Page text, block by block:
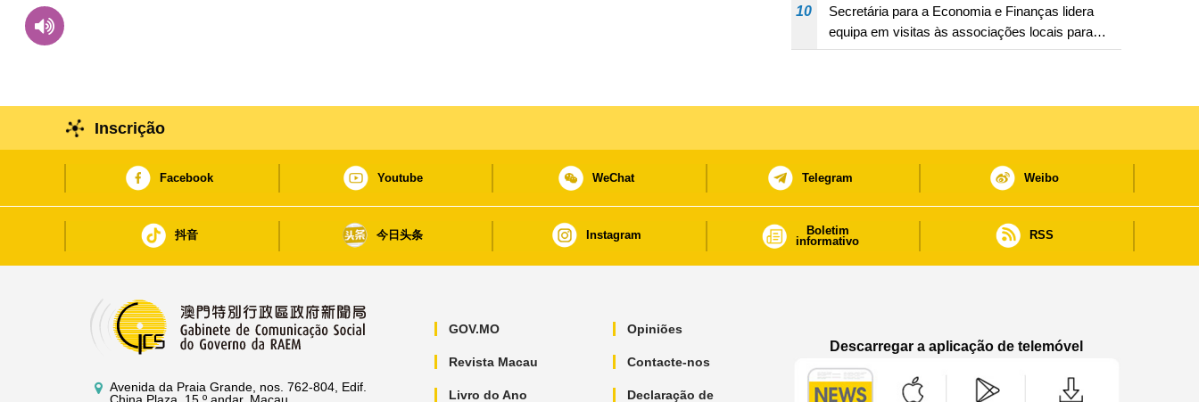
10
Secretária para a Economia e Finanças lidera
equipa em visitas às associações locais para
consolidar consensos e promover os trabalhos
Inscrição
Facebook Youtube WeChat Telegram Weibo
抖音 今日头条 Instagram
Boletim
informativo
RSS
Avenida da Praia Grande, nos. 762-804, Edif.
GOV.MO
Revista Macau
Livro do Ano
Opiniões
Contacte-nos
Declaração de
Descarregar a aplicação de telemóvel